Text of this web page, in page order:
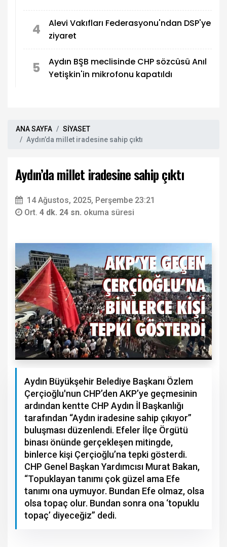
4
Alevi Vakıfları Federasyonu'ndan DSP'ye
ziyaret
5
Aydın BŞB meclisinde CHP sözcüsü Anıl
Yetişkin'in mikrofonu kapatıldı
ANA SAYFA
SİYASET
Aydın’da millet iradesine sahip çıktı
Aydın’da millet iradesine sahip çıktı
14 Ağustos, 2025, Perşembe 23:21
Ort. 4 dk. 24 sn. okuma süresi
Aydın Büyükşehir Belediye Başkanı Özlem
Çerçioğlu'nun CHP’den AKP’ye geçmesinin
ardından kentte CHP Aydın İl Başkanlığı
tarafından “Aydın iradesine sahip çıkıyor”
buluşması düzenlendi. Efeler İlçe Örgütü
binası önünde gerçekleşen mitingde,
binlerce kişi Çerçioğlu’na tepki gösterdi.
CHP Genel Başkan Yardımcısı Murat Bakan,
“Topuklayan tanımı çok güzel ama Efe
tanımı ona uymuyor. Bundan Efe olmaz, olsa
olsa topaç olur. Bundan sonra ona ‘topuklu
topaç’ diyeceğiz” dedi.